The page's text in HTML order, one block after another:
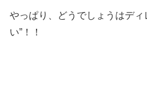
やっぱり、どうでしょうはディ
い”！！